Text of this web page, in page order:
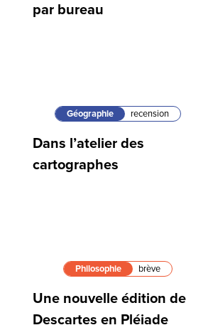
par bureau
Géographie recension
Dans l’atelier des
cartographes
Philosophie brève
Une nouvelle édition de
Descartes en Pléiade